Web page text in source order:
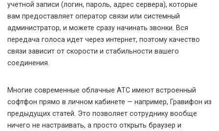
учетной записи (логин, пароль, адрес сервера), которые
вам предоставляет оператор связи или системный
администратор, и можете сразу начинать звонки. Вся
передача голоса идет через интернет, поэтому качество
связи зависит от скорости и стабильности вашего
соединения.
Многие современные облачные АТС имеют встроенный
софтфон прямо в личном кабинете — например, Гравифон из
предыдущих статей. Это позволяет сотруднику вообще
ничего не настраивать, а просто открыть браузер и